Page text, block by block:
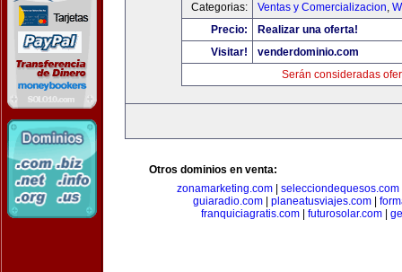
Categorias:
Ventas y Comercializacion,
Precio:
Realizar una oferta!
Visitar!
venderdominio.com
Serán consideradas
Otros dominios en venta:
zonamarketing.com| selecciondequesos.com
guiaradio.com
planeatusviajes.com
franquiciagratis.com
futurosolar.com